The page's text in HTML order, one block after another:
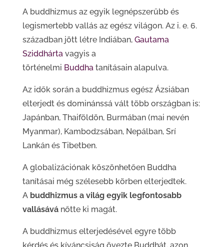
A buddhizmus az egyik legnépszerűbb és
legismertebb vallás az egész világon. Az i. e. 6.
században jött létre Indiában, Gautama
Sziddhártavagyis a
történelmi Buddhatanításain alapulva.
Az idők során a buddhizmus egész Ázsiában
elterjedt és dominánssá vált több országban is:
Japánban, Thaiföldön, Burmában (mai nevén
Myanmar), Kambodzsában, Nepálban, Srí
Lankán és Tibetben.
A globalizációnak köszönhetően Buddha
tanításai még szélesebb körben elterjedtek.
A buddhizmus a világ egyik legfontosabb
vallásávánőtte ki magát.
A buddhizmus elterjedésével egyre több